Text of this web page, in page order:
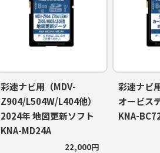
彩速ナビ用（MDV-
Z904/L504W/L404他）
2024年 地図更新ソフト
KNA-MD24A
22,000円
彩速ナ
オービス
KNA-